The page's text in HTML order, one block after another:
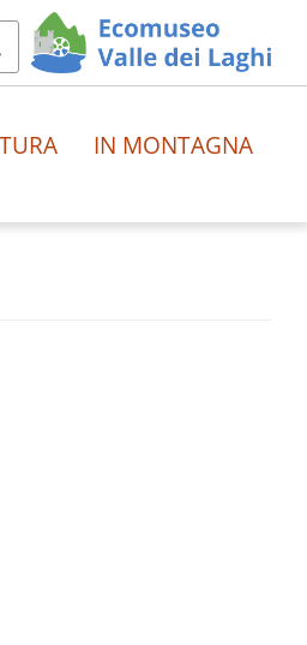
IN MONTAGNA